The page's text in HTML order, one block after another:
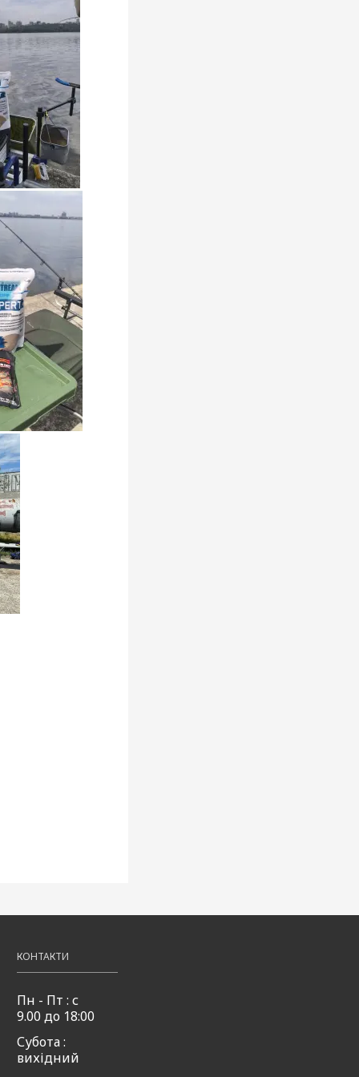
КОНТАКТИ
Пн - Пт : с
9.00 до 18:00
Субота :
вихідний